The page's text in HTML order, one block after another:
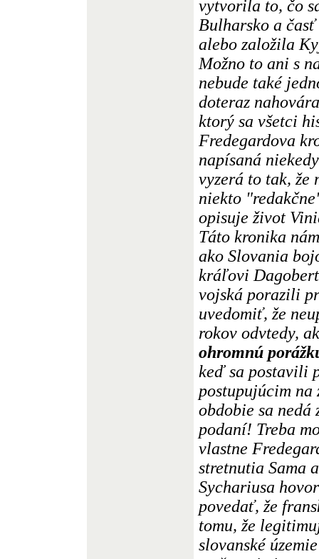
vytvorila to, čo
Bulharsko a
alebo založila
Možno to ani s
nebude také
doteraz
ktorý sa všetci
Fredegardova
napísaná
vyzerá to tak, že
niekto
opisuje život
Táto kronika
ako Slovania
kráľovi
vojská porazili
uvedomiť, že
rokov odvtedy,
ohromnú
keď sa postavili
postupujúcim na
obdobie sa nedá
podaní! Treba
vlastne
stretnutia Sama
Sychariusa
povedať, že
tomu, že
slovanské